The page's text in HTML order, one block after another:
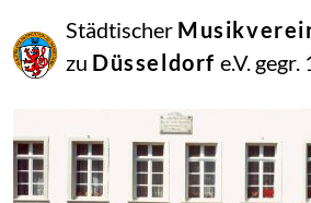
Städtischer
zu Düsseldorf e.V.